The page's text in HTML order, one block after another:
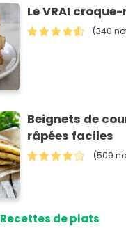
Le VRAI
(340
Beignets de
râpées faciles
(509
Recettes de plats